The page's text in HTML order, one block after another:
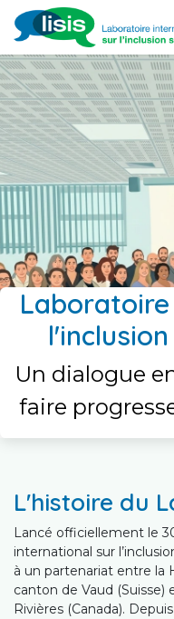
Se rendre au contenu
Un dialogue
faire
L'histoire du
Lancé officiellement le
international sur
à un partenariat entre la
canton de Vaud (Suisse)
Rivières (Canada).